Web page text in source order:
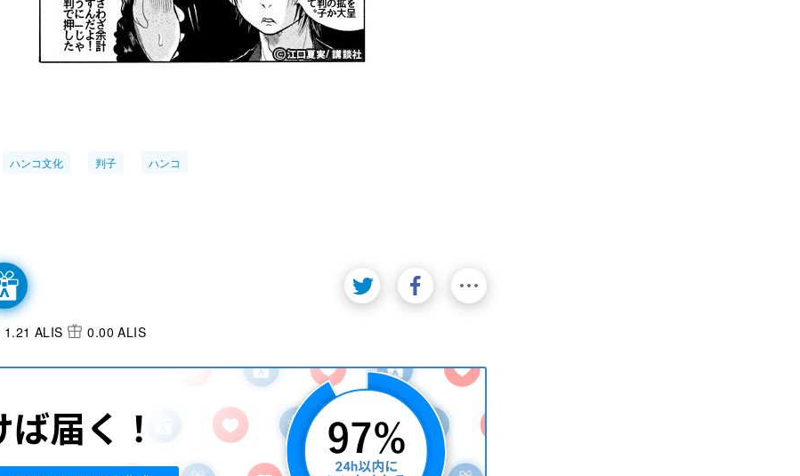
ハンコ文化 判子 ハンコ
1.21 ALIS 0.00 ALIS